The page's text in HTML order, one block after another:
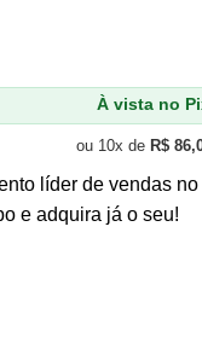
À vista no
ou 10x de R$
líder de vendas
e adquira já o seu!